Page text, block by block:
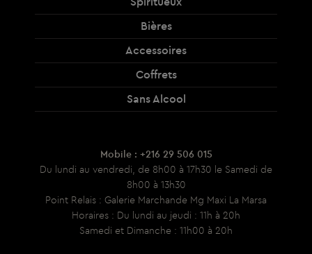
Bières
Accessoires
Coffrets
Sans Alcool
Mobile : +216 29 506 015
Du lundi au vendredi, de 8h00 à 17h30 le Samedi de
8h00 à 13h30
Point Relais : Galerie Marchande Mg Maxi La Marsa
Horaires : Du lundi au jeudi : 11h à 20h
Samedi et Dimanche : 11h00 à 20h